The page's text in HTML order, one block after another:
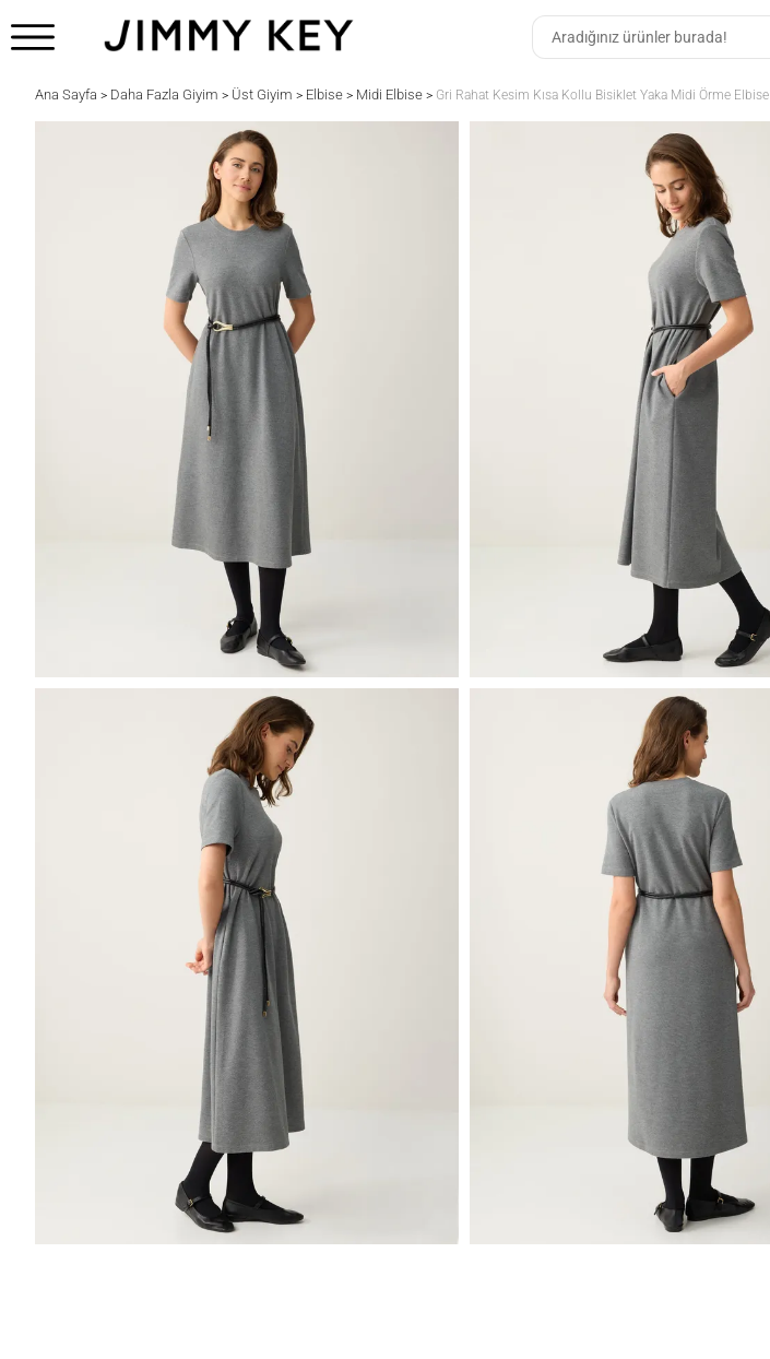
Ana Sayfa > Daha Fazla Giyim > Üst Giyim > Elbise > Midi Elbise > Gri Rahat Kesim Kısa Kollu Bisiklet Yaka Midi Örme Elbise